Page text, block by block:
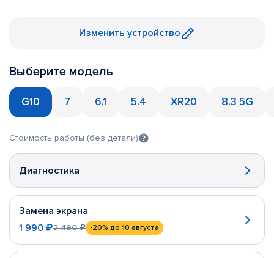
Изменить устройство
Выберите модель
G10 7 6.1 5.4 XR20 8.3 5G
Стоимость работы (без детали)
Диагностика
Замена экрана
1 990 ₽2 490 ₽ -20% до 10 августа